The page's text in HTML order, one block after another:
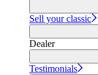
Sell your classic
Dealer
Testimonials